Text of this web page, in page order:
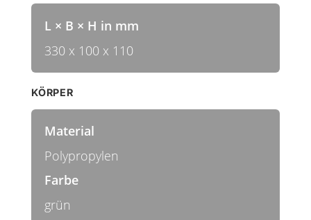
L × B × H in mm
330 x 100 x 110
KÖRPER
Material
Polypropylen
Farbe
grün